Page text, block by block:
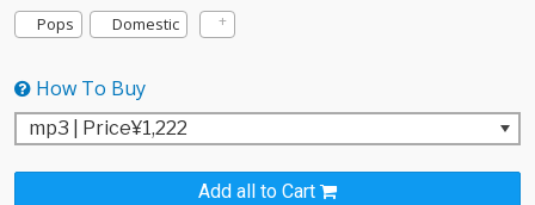
Pops
Domestic
How To Buy
Add all to Cart